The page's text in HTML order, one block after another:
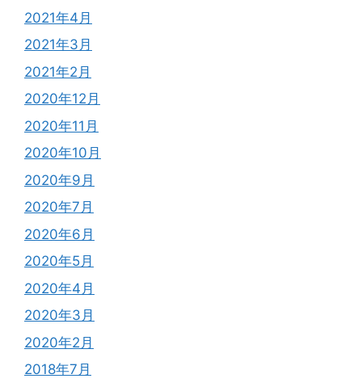
2021年4月
2021年3月
2021年2月
2020年12月
2020年11月
2020年10月
2020年9月
2020年7月
2020年6月
2020年5月
2020年4月
2020年3月
2020年2月
2018年7月